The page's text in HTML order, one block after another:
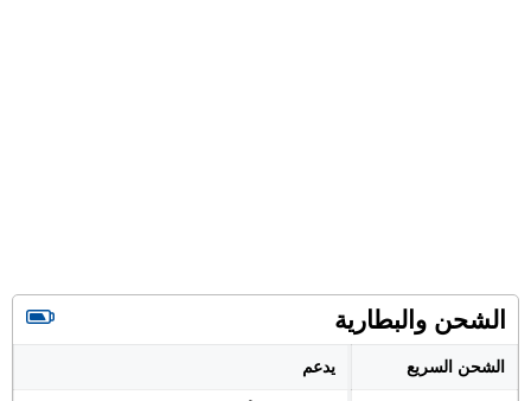
الشحن والبطارية
الشحن السريع يدعم